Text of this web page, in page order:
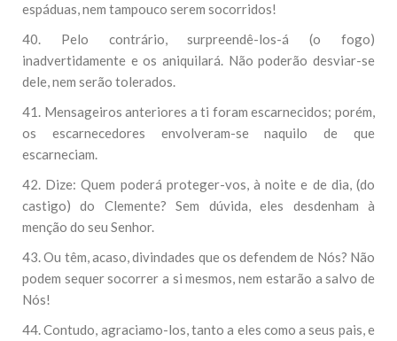
espáduas, nem tampouco serem socorridos!
40. Pelo contrário, surpreendê-los-á (o fogo)
inadvertidamente e os aniquilará. Não poderão desviar-se
dele, nem serão tolerados.
41. Mensageiros anteriores a ti foram escarnecidos; porém,
os escarnecedores envolveram-se naquilo de que
escarneciam.
42. Dize: Quem poderá proteger-vos, à noite e de dia, (do
castigo) do Clemente? Sem dúvida, eles desdenham à
menção do seu Senhor.
43. Ou têm, acaso, divindades que os defendem de Nós? Não
podem sequer socorrer a si mesmos, nem estarão a salvo de
Nós!
44. Contudo, agraciamo-los, tanto a eles como a seus pais, e